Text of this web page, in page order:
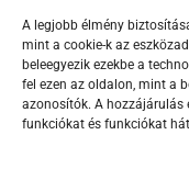
A legjobb élmény
mint a cookie-k az
beleegyezik ezekbe a
fel ezen az oldalon, mint a
azonosítók. A
funkciókat és funkciókat
Adatkezelési
Jogi nyilatkozat
Kapcsolat
Impresszum